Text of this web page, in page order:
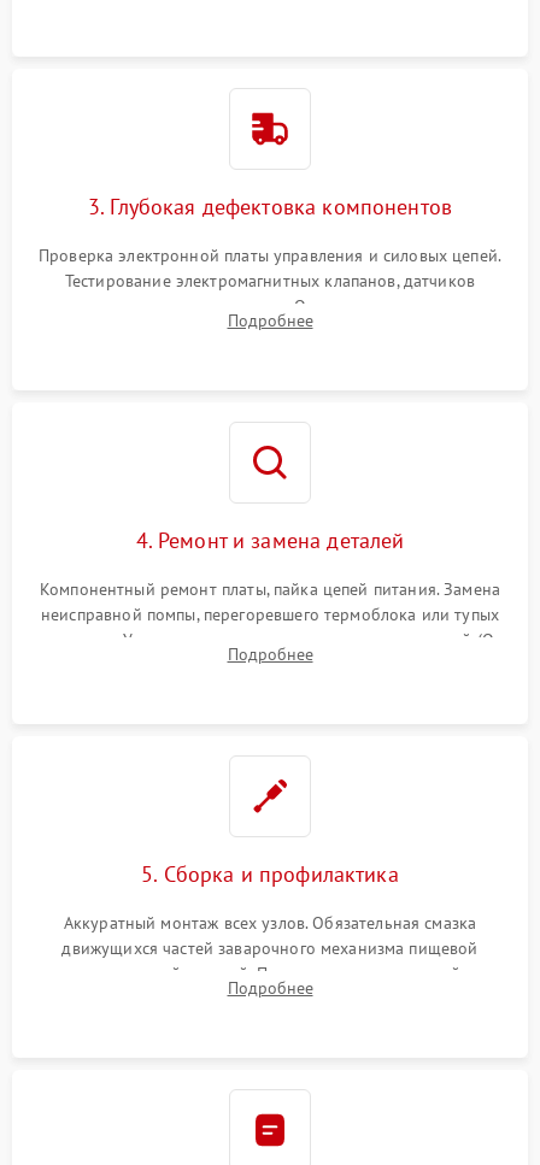
3. Глубокая дефектовка компонентов
Проверка электронной платы управления и силовых цепей.
Тестирование электромагнитных клапанов, датчиков
температуры и расходомера. Оценка степени износа
жерновов кофемолки, уплотнительных колец гидросистемы
Подробнее
4. Ремонт и замена деталей
Компонентный ремонт платы, пайка цепей питания. Замена
неисправной помпы, перегоревшего термоблока или тупых
жерновов. Установка новых силиконовых уплотнителей (O-
ring) и тефлоновых трубок для надежного устранения
Подробнее
5. Сборка и профилактика
Аккуратный монтаж всех узлов. Обязательная смазка
движущихся частей заварочного механизма пищевой
силиконовой смазкой. Проведение программной
декальцинации и очистки системы от кофейных масел.
Подробнее